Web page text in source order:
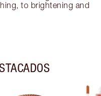
to brightening and